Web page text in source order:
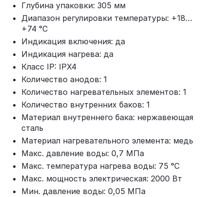
Глубина упаковки: 305 мм
Диапазон регулировки температуры: +18…
+74 °C
Индикация включения: да
Индикация нагрева: да
Класс IP: IPX4
Количество анодов: 1
Количество нагревательных элементов: 1
Количество внутренних баков: 1
Материал внутреннего бака: нержавеющая
сталь
Материал нагревательного элемента: медь
Макс. давление воды: 0,7 МПа
Макс. температура нагрева воды: 75 °C
Макс. мощность электрическая: 2000 Вт
Мин. давление воды: 0,05 МПа